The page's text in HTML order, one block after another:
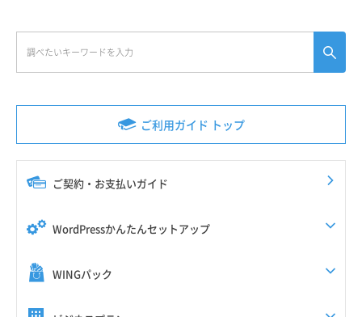
ご利用ガイド トップ
ご契約・お支払いガイド
WordPressかんたんセットアップ
WINGパック